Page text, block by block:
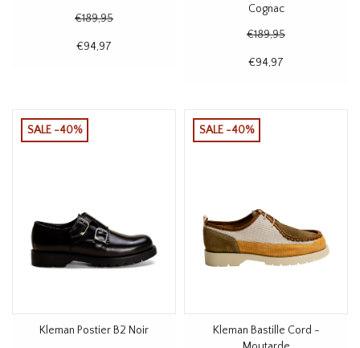
€189,95
€94,97
Cognac
€189,95
€94,97
SALE -40%
Kleman Postier B2 Noir
SALE -40%
Kleman Bastille Cord -